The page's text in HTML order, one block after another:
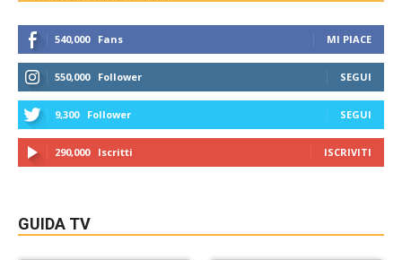
540,000 Fans MI PIACE
550,000 Follower SEGUI
9,300 Follower SEGUI
290,000 Iscritti ISCRIVITI
GUIDA TV